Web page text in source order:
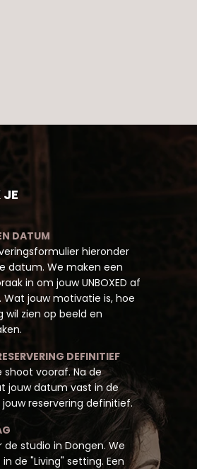
JE
DATUM
hieronder
datum. We maken een
in om jouw UNBOXED af
jouw motivatie is, hoe
wil zien op beeld en
DEFINITIEF
vooraf. Na de
jouw datum vast in de
jouw reservering definitief.
studio in Dongen. We
de "Living" setting. Een